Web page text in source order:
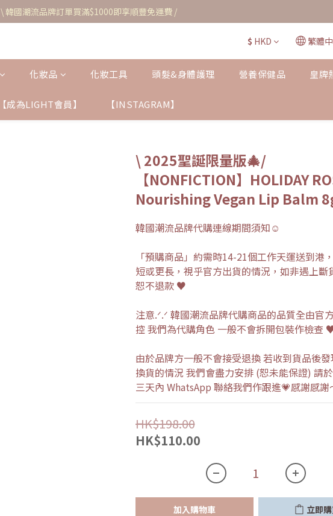
\ 韓國潮流品牌訂單買滿$1000即享順豐免運費 /
$ HKD 繁體
化妝品 化妝工具 頭髮&身體護理 營養保健品 皇牌
【成為LIGHT會員】 【INSTAGRAM】
\ 2025聖誕限量版🎄/
【NONFICTION】HOLIDAY
Nourishing Vegan Lip Balm
韓國潮流品牌代購連線期間須知☺︎
「預購商品」約需時14-21個工作天運送到港
短或更長，視乎官方出貨的情況，如非遇上斷
恕不退款 ♥
注意.ᐟ.ᐟ 韓國潮流品牌代購商品的品質全由官
控 我們為代購角色 一般不會拆開包裝作檢查
由於品牌方一般不會接受退換 若收到貨品後
換貨的情況 我們會盡力安排 (恕未能保證) 請
三天內 WhatsApp 聯絡我們作跟進💗感謝感謝
HK$198.00
HK$110.00
加入購物車 立即